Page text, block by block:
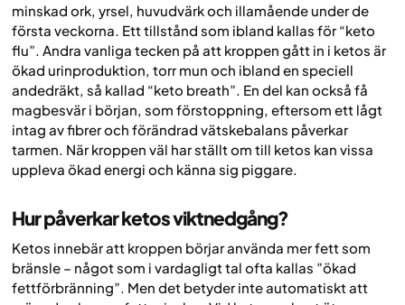
minskad ork, yrsel, huvudvärk och illamående under de
första veckorna. Ett tillstånd som ibland kallas för “keto
flu”. Andra vanliga tecken på att kroppen gått in i ketos är
ökad urinproduktion, torr mun och ibland en speciell
andedräkt, så kallad “keto breath”. En del kan också få
magbesvär i början, som förstoppning, eftersom ett lågt
intag av fibrer och förändrad vätskebalans påverkar
tarmen. När kroppen väl har ställt om till ketos kan vissa
uppleva ökad energi och känna sig piggare.
Hur påverkar ketos viktnedgång?
Ketos innebär att kroppen börjar använda mer fett som
bränsle – något som i vardagligt tal ofta kallas ”ökad
fettförbränning”. Men det betyder inte automatiskt att